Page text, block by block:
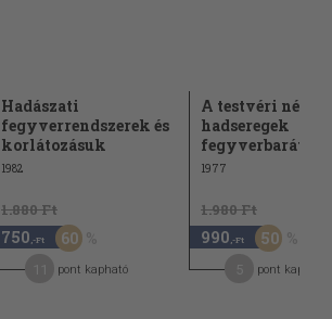
Hadászati
fegyverrendszerek és
korlátozásuk
1982
1.880 Ft
750 ,-Ft 60
pont kapható
A testvéri népek
hadseregek
1977
1.980 Ft
990 ,-Ft 50
pont kapható